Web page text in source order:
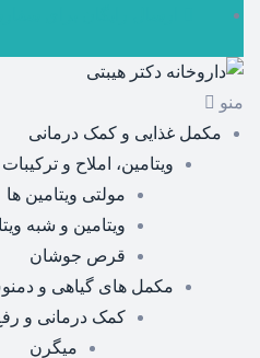
منو
مکمل غذایی و کمک درمانی
ویتامین، املاح و
مولتی ویتامین ها
ویتامین و شبه
قرص جوشان
مکمل های گیاهی و
کمک درمانی و
میگرن